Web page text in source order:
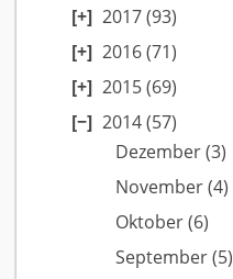
2017(93)
2016(71)
2015(69)
2014(57)
Dezember(3)
November(4)
Oktober(6)
September(5)